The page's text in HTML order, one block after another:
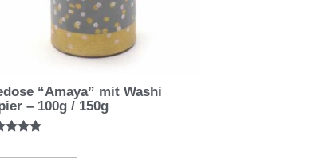
“Amaya” mit Washi
– 100g / 150g